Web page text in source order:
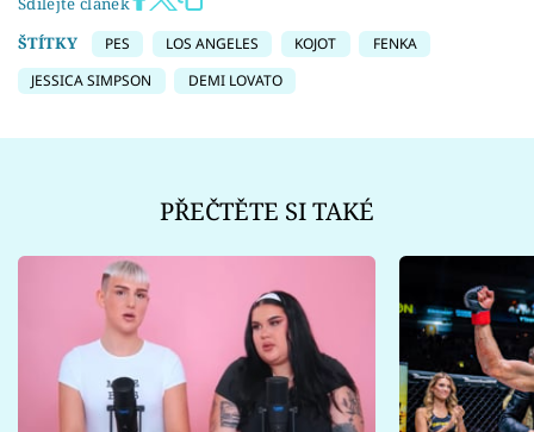
ŠTÍTKY
PES LOS ANGELES KOJOT
FENKA
JESSICA SIMPSON
DEMI LOVATO
PŘEČTĚTE SI TAKÉ